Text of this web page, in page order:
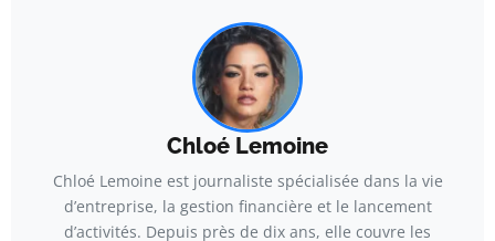
Chloé Lemoine
Chloé Lemoine est journaliste spécialisée dans la vie
d’entreprise, la gestion financière et le lancement
d’activités. Depuis près de dix ans, elle couvre les